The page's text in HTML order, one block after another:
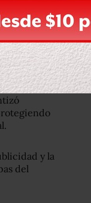
Sonora,
en la
la ley.
y la
del